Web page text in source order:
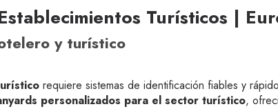
Turísticos |
y turístico
requiere sistemas de identificación fiables y
personalizados para el sector turístico,